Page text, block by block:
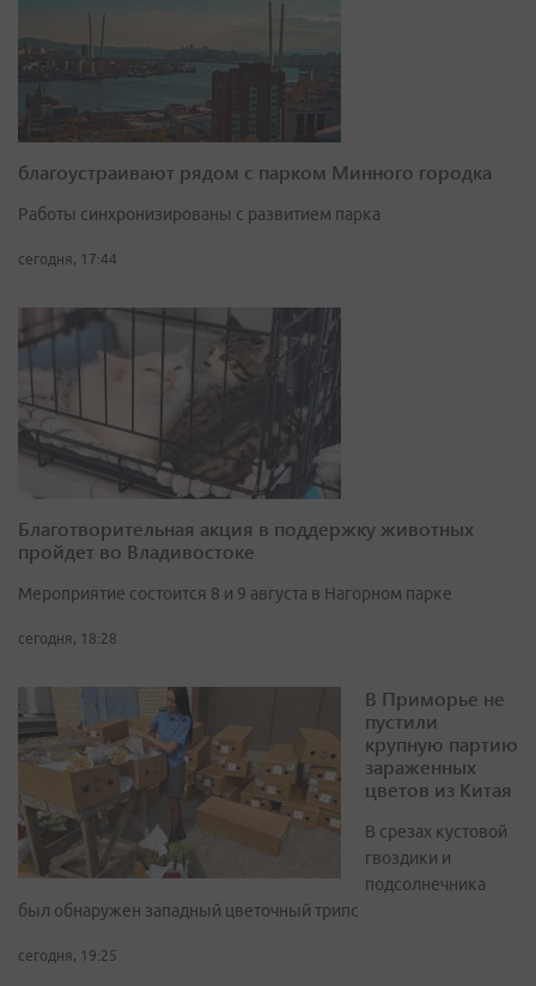
благоустраивают рядом с парком Минного городка
Работы синхронизированы с развитием парка
сегодня, 17:44
Благотворительная акция в поддержку животных
пройдет во Владивостоке
Мероприятие состоится 8 и 9 августа в Нагорном парке
сегодня, 18:28
В Приморье не
пустили
крупную партию
зараженных
цветов из Китая
В срезах кустовой
гвоздики и
подсолнечника
был обнаружен западный цветочный трипс
сегодня, 19:25